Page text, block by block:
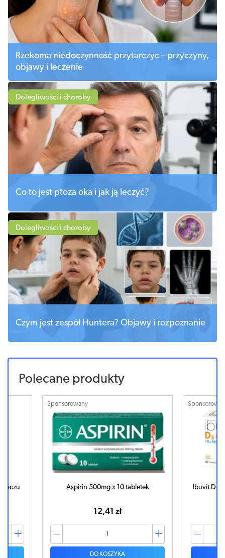
Rzekoma niedoczynność przytarczyc – przyczyny,
objawy i leczenie
Dolegliwości i choroby
Co to jest ptoza oka i jak ją leczyć?
Dolegliwości i choroby
Czym jest zespół Huntera? Objawy i rozpoznanie
Polecane produkty
oczu
Sponsorowany
Aspirin 500mg x 10 tabletek
12,41 zł
DO KOSZYKA
Ibuvit D3